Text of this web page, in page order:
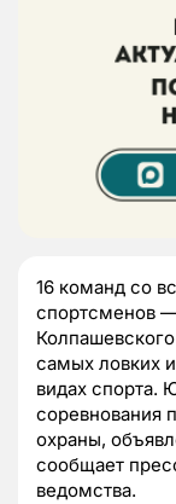
16 команд со
спортсменов
самых ловких
видах спорта.
соревнования
охраны,
сообщает
ведомства.